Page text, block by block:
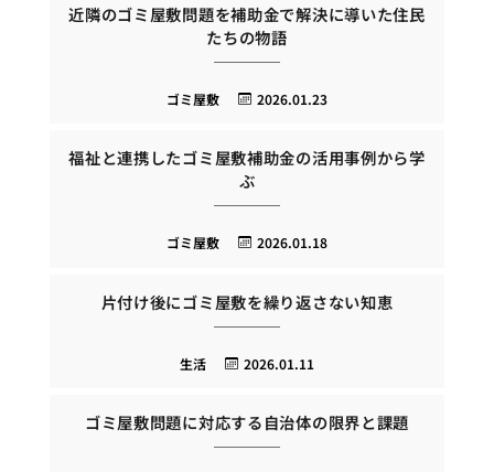
近隣のゴミ屋敷問題を補助金で解決に導いた住民
たちの物語
2026.01.23
ゴミ屋敷
福祉と連携したゴミ屋敷補助金の活用事例から学
ぶ
2026.01.18
ゴミ屋敷
片付け後にゴミ屋敷を繰り返さない知恵
2026.01.11
生活
ゴミ屋敷問題に対応する自治体の限界と課題